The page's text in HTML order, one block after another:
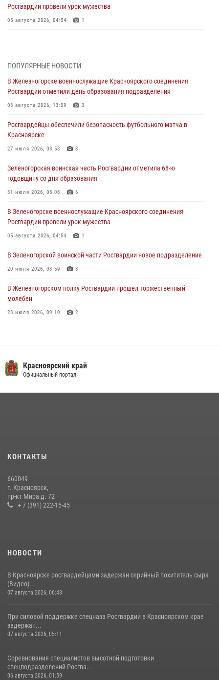
Росгвардии провели урок мужества
05 августа 2026, 04:54 1
05 августа 2026, 04:52 1
В Красноярске сотрудники вневедомственной охраны Росгвардии
задержали подозреваемого в серии краж из гипермаркета
04 августа 2026, 09:57
Сотрудники Росгвардии обеспечили общественный порядок во
время проведения экстремального заплыва в Дудинке
04 августа 2026, 08:36
В Красноярске сотрудники Росгвардии задержали подозреваемого
в серии краж из супермаркета
04 августа 2026, 06:50
Военнослужащие Красноярского соединения Росгвардии
познакомили отдыхающих детей с тонкостями РХБ защиты
03 августа 2026, 13:12 2
ПОПУЛЯРНЫЕ НОВОСТИ
В Железногорске военнослужащие Красноярского соединения
Росгвардии отметили день образования подразделения
03 августа 2026, 13:09 3
Росгвардейцы обеспечили безопасность футбольного матча в
Красноярске
27 июля 2026, 08:53 3
Зеленогорская воинская часть Росгвардии отметила 68-ю
годовщину со дня образования
31 июля 2026, 08:08 6
В Зеленогорске военнослужащие Красноярского соединения
Росгвардии провели урок мужества
05 августа 2026, 04:54 1
В Зеленогорской воинской части Росгвардии новое подразделение
20 июля 2026, 03:59 3
В Железногорском полку Росгвардии прошел торжественный
молебен
28 июля 2026, 09:10 2
10 июля 2026, 06:18 4
Военнослужащие Росгвардии железногорской воинской части
Росгвардии получили штатное вооружение
10 июля 2026, 06:21
празднования 70-летия города
21 июля 2026, 01:41
Красноярский край
Официальный портал
КОНТАКТЫ
660049
г. Красноярск,
пр-кт Мира д. 72
+ 7 (391) 222-15-45
НОВОСТИ
В Красноярске росгвардейцами задержан серийный похититель сыра
(Видео)...
07 августа 2026, 06:43
При силовой поддержке спецназа Росгвардии в Красноярском крае
задержан...
07 августа 2026, 05:11
Соревнования специалистов высотной подготовки
спецподразделений Росгва...
06 августа 2026, 01:59